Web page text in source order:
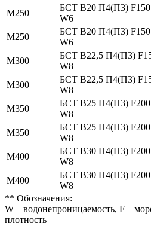
М250
БСТ В20 П4(П3) F150
W6
М250
БСТ В20 П4(П3) F150
W6
М300
БСТ В22,5 П4(П3)
W8
М300
БСТ В22,5 П4(П3)
W8
М350
БСТ В25 П4(П3) F200
W8
М350
БСТ В25 П4(П3) F200
W8
М400
БСТ В30 П4(П3) F200
W8
М400
БСТ В30 П4(П3) F200
W8
** Обозначения:
W – водонепроницаемость, F –
плотность